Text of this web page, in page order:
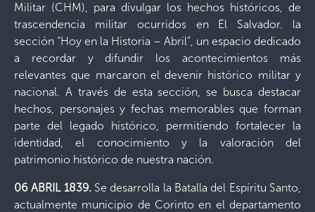
Militar (CHM), para divulgar los hechos históricos, de
trascendencia militar ocurridos en El Salvador. la
sección “Hoy en la Historia – Abril”, un espacio dedicado
a recordar y difundir los acontecimientos más
relevantes que marcaron el devenir histórico militar y
nacional. A través de esta sección, se busca destacar
hechos, personajes y fechas memorables que forman
parte del legado histórico, permitiendo fortalecer la
identidad, el conocimiento y la valoración del
patrimonio histórico de nuestra nación.
06 ABRIL 1839.Se desarrolla la Batalla del Espíritu Santo,
actualmente municipio de Corinto en el departamento